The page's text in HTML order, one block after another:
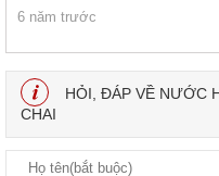
6 năm trước
HỎI, ĐÁP VỀ NƯỚC
CHAI